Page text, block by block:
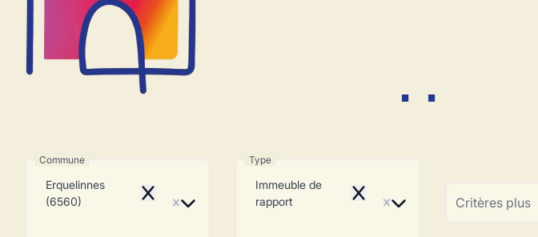
Immeuble de rapport
Commune
Erquelinnes
(6560)
Remove
Type
Immeuble de
rapport
Remove Critères plus